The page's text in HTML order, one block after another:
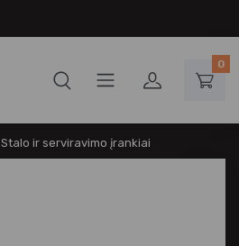
0
Stalo ir serviravimo įrankiai